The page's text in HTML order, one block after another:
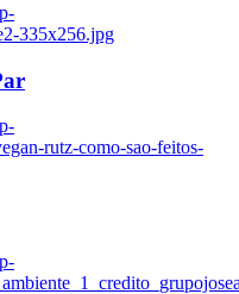
335x256.jpg
rutz-como-sao-feitos-